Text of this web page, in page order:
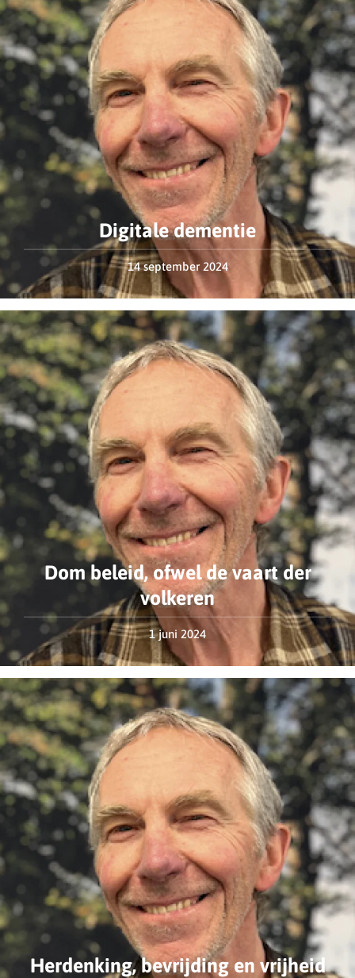
Digitale dementie
14 september 2024
Dom beleid, ofwel de vaart der
volkeren
1 juni 2024
Herdenking, bevrijding en vrijheid